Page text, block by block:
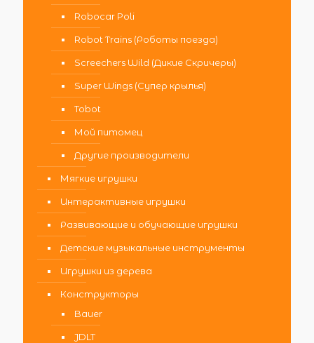
Robocar Poli
Robot Trains (Роботы поезда)
Screechers Wild (Дикие Скричеры)
Super Wings (Супер крылья)
Tobot
Мой питомец
Другие производители
Мягкие игрушки
Интерактивные игрушки
Развивающие и обучающие игрушки
Детские музыкальные инструменты
Игрушки из дерева
Конструкторы
Bauer
JDLT